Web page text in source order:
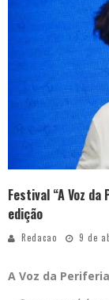
Festival “A Voz
edição
Redacao 9 de
A Voz da